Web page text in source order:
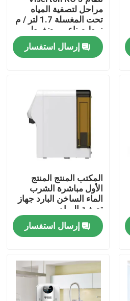
مراحل لتصفية المياه
تحت المغسلة 1.7 لتر / م
نمط صناعي مضغوط
إرسال استفسار
المكتب المنتج المنتج
الأول مباشرة الشرب
الماء الساخن البارد جهاز
تصفية المياه
إرسال استفسار